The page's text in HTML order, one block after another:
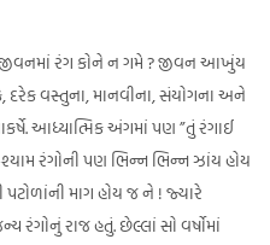
રંગ કોને ન ગમે ? જીવન આખુંય
વસ્તુના, માનવીના, સંયોગના અને
આધ્યાત્મિક અંગમાં પણ ”તું રંગાઈ
રંગોની પણ ભિન્ન ભિન્ન ઝાંય હોય
માગ હોય જ ને ! જ્યારે
રંગોનું રાજ હતું. છેલ્લાં સો વર્ષોમાં